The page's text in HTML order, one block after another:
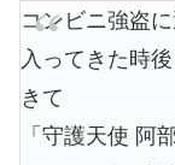
コンビニ強盗
入ってきた時
きて
「守護天使 阿